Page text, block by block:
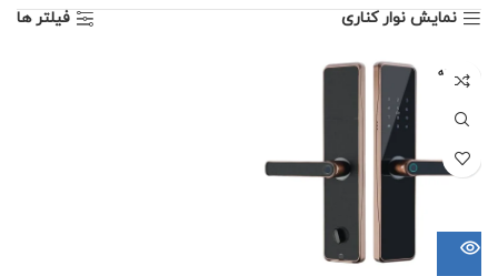
نمایش نوار کناری
فیلتر ها
فروخته
شده